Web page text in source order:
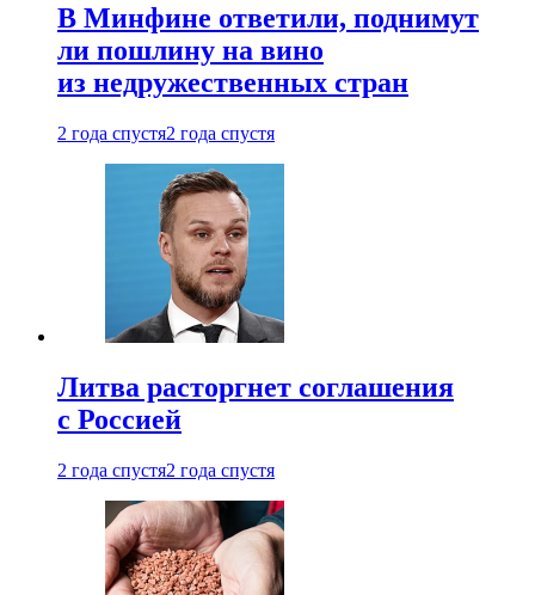
В Минфине ответили, поднимут
ли пошлину на вино
из недружественных стран
2 года спустя2 года спустя
Литва расторгнет соглашения
с Россией
2 года спустя2 года спустя